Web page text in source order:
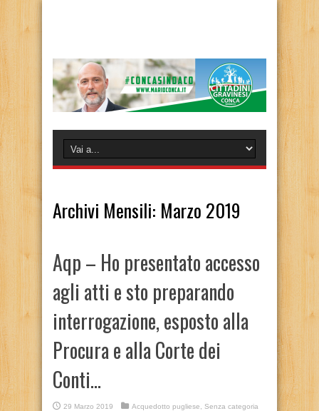
Archivi Mensili: Marzo 2019
Aqp – Ho presentato accesso
agli atti e sto preparando
interrogazione, esposto alla
Procura e alla Corte dei
Conti…
29 Marzo 2019 Acquedotto pugliese
Senza categoria